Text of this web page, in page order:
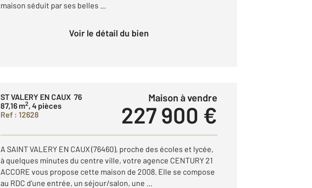
maison séduit par ses belles ...
Voir le détail du bien
ST VALERY EN CAUX 76
87,16 m2, 4 pièces
Ref : 12628
Maison à vendre
227 900 €
A SAINT VALERY EN CAUX (76460), proche des écoles et lycée,
à quelques minutes du centre ville, votre agence CENTURY 21
ACCORE vous propose cette maison de 2008. Elle se compose
au RDC d'une entrée, un séjour/salon, une ...